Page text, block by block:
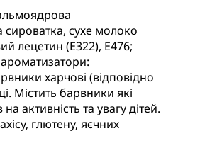
сироватка, сухе молоко
лецетин (Е322), Е476;
харчові (відповідно
Містить барвники які
активність та увагу дітей.
глютену, яєчних